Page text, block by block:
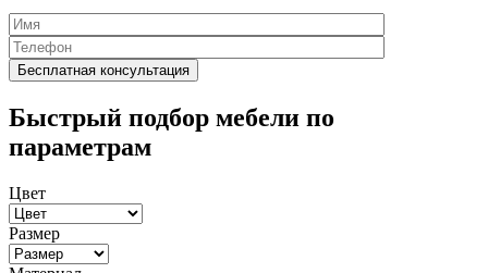
Быстрый подбор мебели по
параметрам
Цвет
Размер